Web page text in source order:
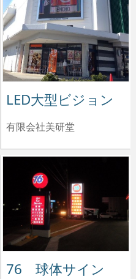
LED大型ビジョン
有限会社美研堂
76 球体サイン